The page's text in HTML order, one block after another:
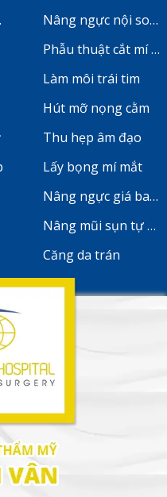
Nâng ngực nội soi
Phẫu thuật cắt mí
Làm môi trái tim
Hút mỡ nọng cằm
Thu hẹp âm đạo
Lấy bọng mí mắt
Nâng ngực giá bao
Nâng mũi sụn tự
Căng da trán